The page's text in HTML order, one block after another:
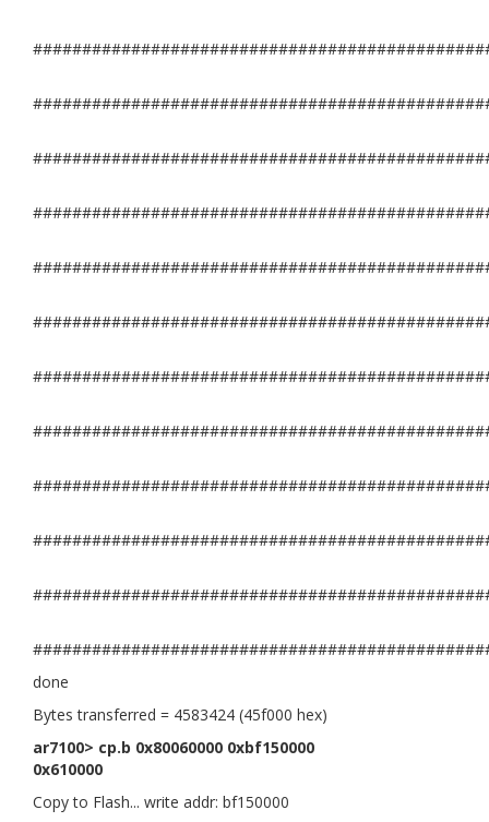
done
Bytes transferred = 4583424 (45f000 hex)
ar7100> cp.b 0x80060000 0xbf150000
0x610000
Copy to Flash... write addr: bf150000